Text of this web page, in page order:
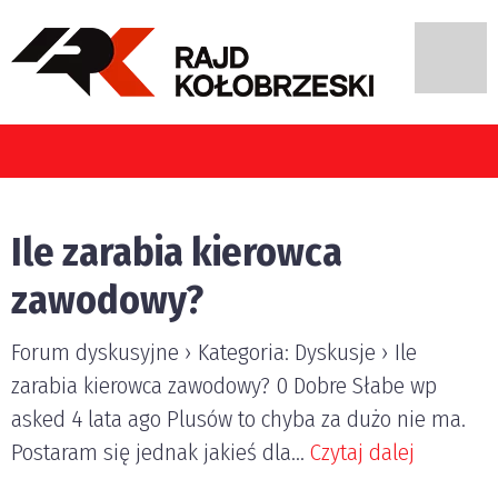
Ile zarabia kierowca
zawodowy?
Forum dyskusyjne › Kategoria: Dyskusje › Ile
zarabia kierowca zawodowy? 0 Dobre Słabe wp
asked 4 lata ago Plusów to chyba za dużo nie ma.
Postaram się jednak jakieś dla... Czytaj dalej